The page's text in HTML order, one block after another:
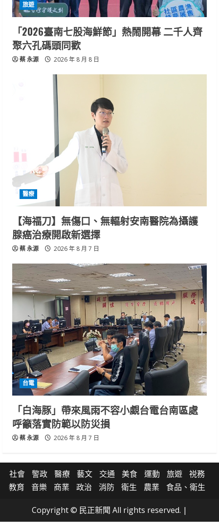
旅遊
「2026臺南七股海鮮節」熱鬧開幕 二千人齊
聚六孔碼頭同歡
蔡 永源 2026 年 8 月 8 日
醫療
【海福刀】無傷口、無輻射安南醫院為攝護
腺癌治療開啟新選擇
蔡 永源 2026 年 8 月 7 日
台電
「白海豚」帶來風雨不容小覷台電台南區處
呼籲落實防範以防災損
蔡 永源 2026 年 8 月 7 日
社會 警政 醫療 藝文 交通 美食 運動 旅遊
祱務
教育
音樂 商業 政治 消防 衛生 農業 食品、衛生
Copyright © 民正新聞 All rights reserved. |